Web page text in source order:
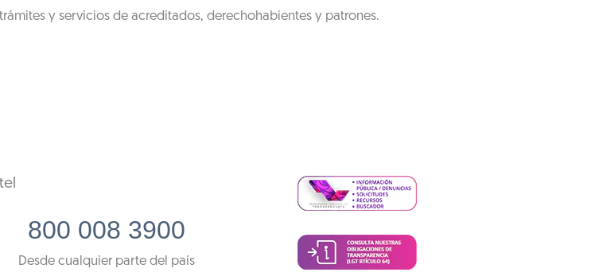
y servicios de acreditados, derechohabientes y patrones.
800 008 3900
Desde cualquier parte del país